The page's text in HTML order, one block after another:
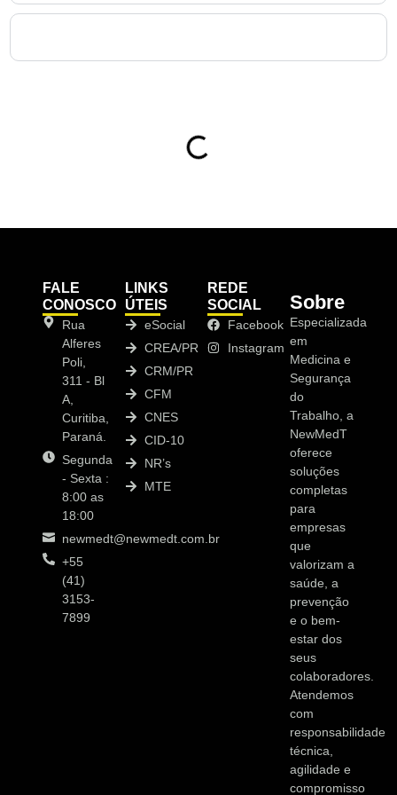
FALE
CONOSCO
Rua
Alferes
Poli,
311 - Bl
A,
Curitiba,
Paraná.
Segunda
- Sexta :
8:00 as
18:00
newmedt@newmedt.com.br
+55
(41)
3153-
7899
LINKS
ÚTEIS
eSocial
CREA/PR
CRM/PR
CFM
CNES
CID-10
NR’s
MTE
REDE
SOCIAL
Facebook
Instagram
Sobre
Especializada
em
Medicina e
Segurança
do
Trabalho, a
NewMedT
oferece
soluções
completas
para
empresas
que
valorizam a
saúde, a
prevenção
e o bem-
estar dos
seus
colaboradores.
Atendemos
com
responsabilidade
técnica,
agilidade e
compromisso